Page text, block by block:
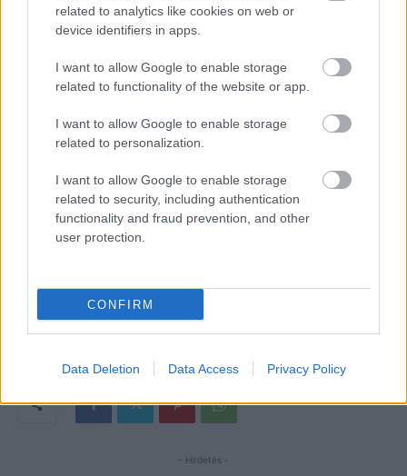
related to analytics like cookies on web or
device identifiers in apps.
I want to allow Google to enable storage
related to functionality of the website or app.
I want to allow Google to enable storage
related to personalization.
I want to allow Google to enable storage
related to security, including authentication
functionality and fraud prevention, and other
user protection.
CONFIRM
Data Deletion Data Access Privacy Policy